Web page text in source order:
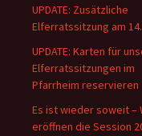
UPDATE: Zusätzliche
Elferratssitzung am
UPDATE: Karten für
Elferratssitzungen im
Pfarrheim reservieren
Es ist wieder soweit –
eröffnen die Session